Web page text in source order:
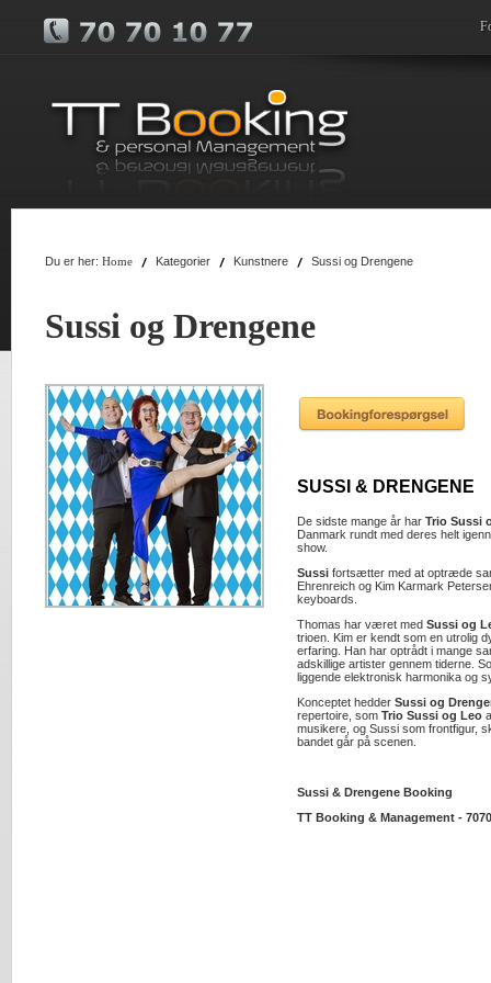
Du er her: Home Kategorier Kunstnere Sussi og Drengene
Sussi og Drengene
SUSSI & DRENGENE
De sidste mange år har Trio Sussi
Danmark rundt med deres helt
show.
Sussi fortsætter med at optræde
Ehrenreich og Kim Karmark
keyboards.
Thomas har været med Sussi og
trioen. Kim er kendt som en utrolig
erfaring. Han har optrådt i mange
adskillige artister gennem tiderne.
liggende elektronisk harmonika og
Konceptet hedder Sussi og
repertoire, som Trio Sussi og Leo
musikere, og Sussi som frontfigur,
bandet går på scenen.
Sussi & Drengene Booking
TT Booking & Management -